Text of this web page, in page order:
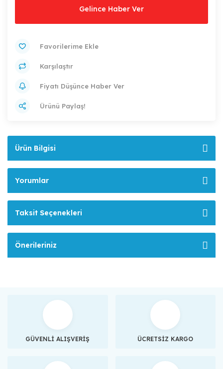
Gelince Haber Ver
Karşılaştır
Fiyatı Düşünce Haber Ver
Ürünü Paylaş!
Ürün Bilgisi
Yorumlar
Taksit Seçenekleri
Önerileriniz
GÜVENLİ ALIŞVERİŞ ÜCRETSİZ KARGO